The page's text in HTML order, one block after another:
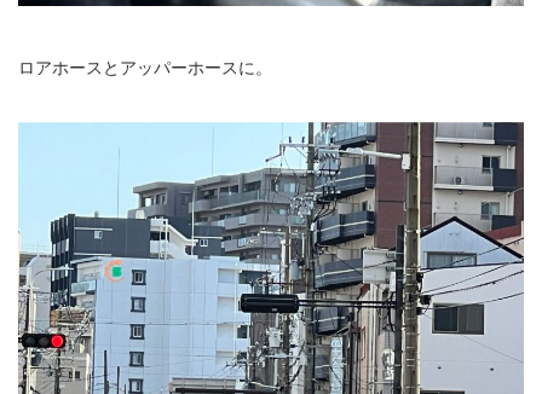
ロアホースとアッパーホースに。